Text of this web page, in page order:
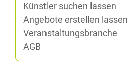
Künst­ler su­chen lassen
An­ge­bo­te er­stel­len lassen
Ver­an­stal­tungs­bran­che
AGB